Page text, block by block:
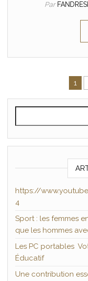
Par
Pagination
1
https://
4
Sport : les femmes
que les hommes
Les PC portables
Éducatif
Une contribution